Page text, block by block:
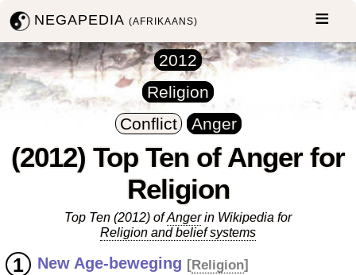
NEGAPEDIA(AFRIKAANS)
2012
Religion
Conflict
Anger
(2012) Top Ten of Anger for
Religion
Top Ten (2012) ofAngerin Wikipedia for
Religion and belief systems
New Age-beweging [Religion]